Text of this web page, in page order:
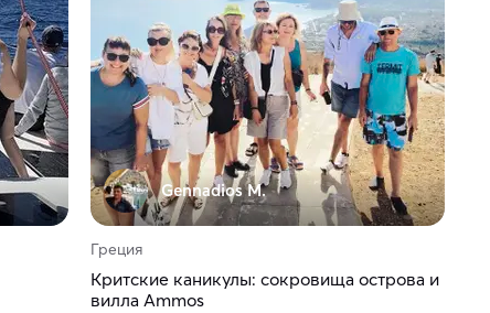
Gennadios M.
Греция
Критские каникулы: сокровища острова и
вилла Ammos